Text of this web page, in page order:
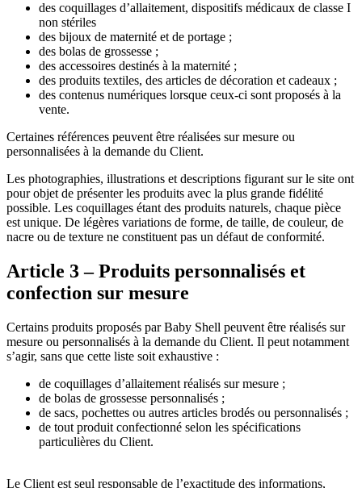
des coquillages d’allaitement, dispositifs médicaux de classe I
non stériles
des bijoux de maternité et de portage ;
des bolas de grossesse ;
des accessoires destinés à la maternité ;
des produits textiles, des articles de décoration et cadeaux ;
des contenus numériques lorsque ceux-ci sont proposés à la
vente.
Certaines références peuvent être réalisées sur mesure ou
personnalisées à la demande du Client.
Les photographies, illustrations et descriptions figurant sur le site ont
pour objet de présenter les produits avec la plus grande fidélité
possible. Les coquillages étant des produits naturels, chaque pièce
est unique. De légères variations de forme, de taille, de couleur, de
nacre ou de texture ne constituent pas un défaut de conformité.
Article 3 – Produits personnalisés et
confection sur mesure
Certains produits proposés par Baby Shell peuvent être réalisés sur
mesure ou personnalisés à la demande du Client. Il peut notamment
s’agir, sans que cette liste soit exhaustive :
de coquillages d’allaitement réalisés sur mesure ;
de bolas de grossesse personnalisés ;
de sacs, pochettes ou autres articles brodés ou personnalisés ;
de tout produit confectionné selon les spécifications
particulières du Client.
Le Client est seul responsable de l’exactitude des informations,